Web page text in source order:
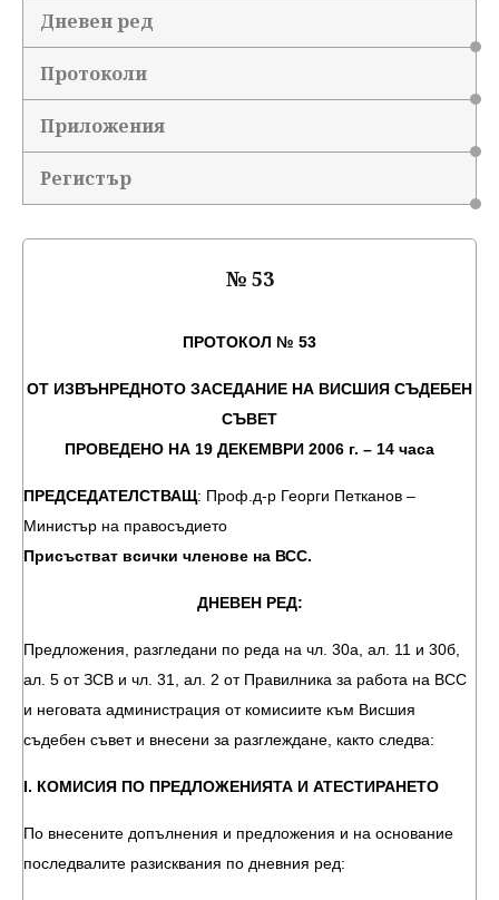
Дневен ред
Протоколи
Приложения
Регистър
№ 53
ПРОТОКОЛ № 53
ОТ ИЗВЪНРЕДНОТО ЗАСЕДАНИЕ НА ВИСШИЯ СЪДЕБЕН
СЪВЕТ
ПРОВЕДЕНО НА 19 ДЕКЕМВРИ 2006 г. – 14 часа
ПРЕДСЕДАТЕЛСТВАЩ: Проф.д-р Георги Петканов –
Министър на правосъдието
Присъстват всички членове на ВСС.
ДНЕВЕН РЕД:
Предложения, разгледани по реда на чл. 30а, ал. 11 и 30б,
ал. 5 от ЗСВ и чл. 31, ал. 2 от Правилника за работа на ВСС
и неговата администрация от комисиите към Висшия
съдебен съвет и внесени за разглеждане, както следва:
І. КОМИСИЯ ПО ПРЕДЛОЖЕНИЯТА И АТЕСТИРАНЕТО
По внесените допълнения и предложения и на основание
последвалите разисквания по дневния ред: